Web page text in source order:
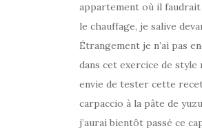
appartement où il
le chauffage, je salive
Étrangement je n’ai pas
dans cet exercice de style
envie de tester cette
carpaccio à la pâte de
j’aurai bientôt passé ce